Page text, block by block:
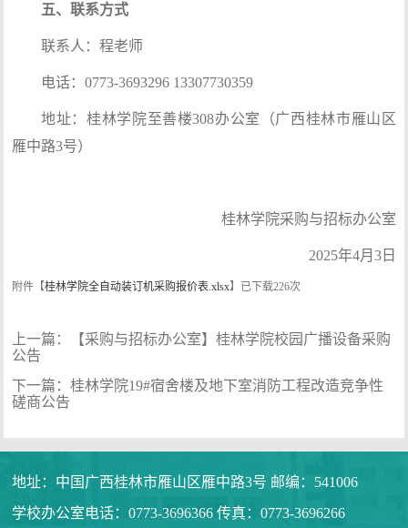
五、联系方式
联系人：程老师
电话：0773-3693296 13307730359
地址：桂林学院至善楼308办公室（广西桂林市雁山区
雁中路3号）
桂林学院采购与招标办公室
2025年4月3日
附件【桂林学院全自动装订机采购报价表.xlsx】已下载226次
上一篇：
【采购与招标办公室】桂林学院校园广播设备采购
公告
下一篇：桂林学院19#宿舍楼及地下室消防工程改造竞争性
磋商公告
地址：中国广西桂林市雁山区雁中路3号 邮编：541006
学校办公室电话：0773-3696366 传真：0773-3696266